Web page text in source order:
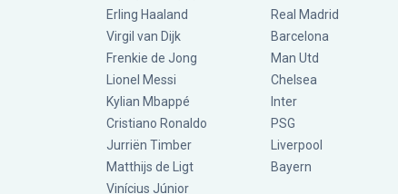
Erling Haaland
Virgil van Dijk
Frenkie de Jong
Lionel Messi
Kylian Mbappé
Cristiano Ronaldo
Jurriën Timber
Matthijs de Ligt
Vinícius Júnior
Real Madrid
Barcelona
Man Utd
Chelsea
Inter
PSG
Liverpool
Bayern